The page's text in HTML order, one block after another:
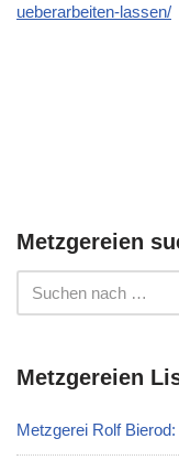
ueberarbeiten-lassen/
Metzgereien
Metzgereien
Metzgerei Rolf